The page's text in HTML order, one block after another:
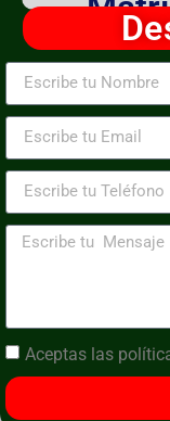
Aceptas las